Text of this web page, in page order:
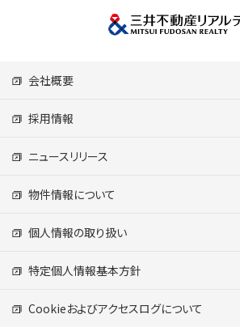
会社概要
採用情報
ニュースリリース
物件情報について
個人情報の取り扱い
特定個人情報基本方針
Cookieおよびアクセスログについて